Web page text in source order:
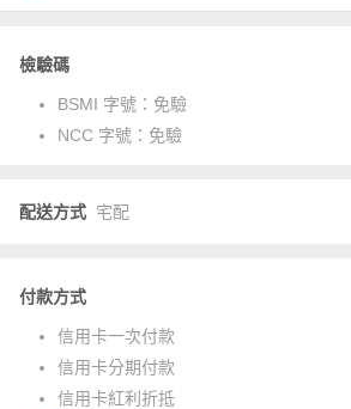
檢驗碼
BSMI 字號： 免驗
NCC 字號： 免驗
配送方式 宅配
付款方式
信用卡一次付款
信用卡分期付款
信用卡紅利折抵